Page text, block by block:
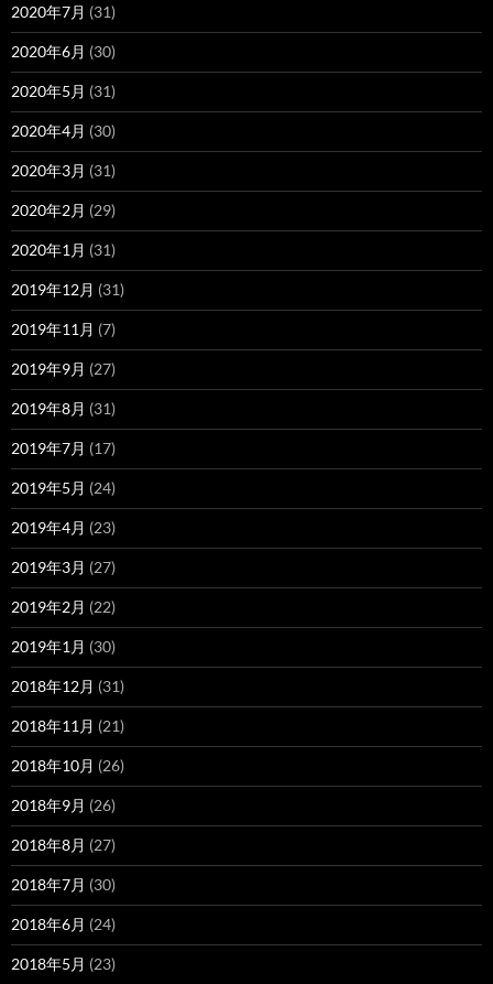
2020年7月 (31)
2020年6月 (30)
2020年5月 (31)
2020年4月 (30)
2020年3月 (31)
2020年2月 (29)
2020年1月 (31)
2019年12月 (31)
2019年11月 (7)
2019年9月 (27)
2019年8月 (31)
2019年7月 (17)
2019年5月 (24)
2019年4月 (23)
2019年3月 (27)
2019年2月 (22)
2019年1月 (30)
2018年12月 (31)
2018年11月 (21)
2018年10月 (26)
2018年9月 (26)
2018年8月 (27)
2018年7月 (30)
2018年6月 (24)
2018年5月 (23)